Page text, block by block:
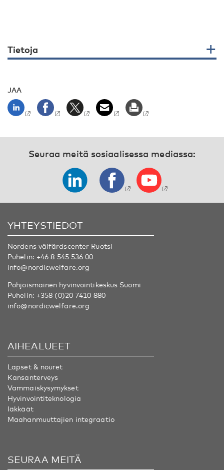
Tietoja
JAA
Seuraa meitä sosiaalisessa mediassa:
YHTEYSTIEDOT
Nordens välfärdscenter Ruotsi
Puhelin: +46 8 545 536 00
info@nordicwelfare.org
Pohjoismainen hyvinvointikeskus Suomi
Puhelin: +358 (0)20 7410 880
info@nordicwelfare.org
AIHEALUEET
Lapset & nouret
Kansanterveys
Vammaiskysymykset
Hyvinvointiteknologia
Iäkkäät
Maahanmuuttajien integraatio
SEURAA MEITÄ